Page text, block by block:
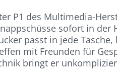
P1 des Multimedia-
sofort in der
passt in jede
mit Freunden für
bringt er